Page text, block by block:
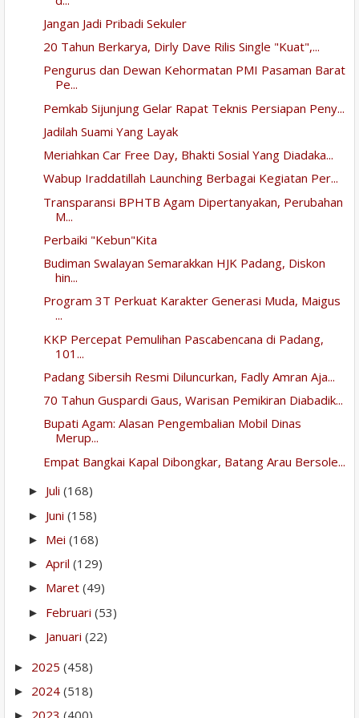
Jangan Jadi Pribadi Sekuler
20 Tahun Berkarya, Dirly Dave Rilis Single "Kuat",...
Pengurus dan Dewan Kehormatan PMI Pasaman Barat
Pe...
Pemkab Sijunjung Gelar Rapat Teknis Persiapan Peny...
Jadilah Suami Yang Layak
Meriahkan Car Free Day, Bhakti Sosial Yang Diadaka...
Wabup Iraddatillah Launching Berbagai Kegiatan Per...
Transparansi BPHTB Agam Dipertanyakan, Perubahan
M...
Perbaiki "Kebun"Kita
Budiman Swalayan Semarakkan HJK Padang, Diskon
hin...
Program 3T Perkuat Karakter Generasi Muda, Maigus
...
KKP Percepat Pemulihan Pascabencana di Padang,
101...
Padang Sibersih Resmi Diluncurkan, Fadly Amran Aja...
70 Tahun Guspardi Gaus, Warisan Pemikiran Diabadik...
Bupati Agam: Alasan Pengembalian Mobil Dinas
Merup...
Empat Bangkai Kapal Dibongkar, Batang Arau Bersole...
► Juli (168)
► Juni (158)
► Mei (168)
► April (129)
► Maret (49)
► Februari (53)
► Januari (22)
► 2025 (458)
► 2024 (518)